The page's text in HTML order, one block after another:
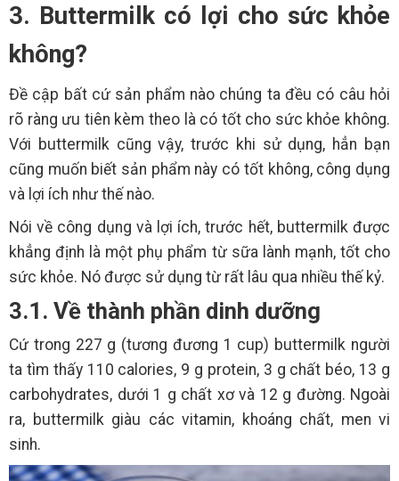
3. Buttermilk có lợi cho sức khỏe
không?
Đề cập bất cứ sản phẩm nào chúng ta đều có câu hỏi
rõ ràng ưu tiên kèm theo là có tốt cho sức khỏe không.
Với buttermilk cũng vậy, trước khi sử dụng, hẳn bạn
cũng muốn biết sản phẩm này có tốt không, công dụng
và lợi ích như thế nào.
Nói về công dụng và lợi ích, trước hết, buttermilk được
khẳng định là một phụ phẩm từ sữa lành mạnh, tốt cho
sức khỏe. Nó được sử dụng từ rất lâu qua nhiều thế kỷ.
3.1. Về thành phần dinh dưỡng
Cứ trong 227 g (tương đương 1 cup) buttermilk người
ta tìm thấy 110 calories, 9 g protein, 3 g chất béo, 13 g
carbohydrates, dưới 1 g chất xơ và 12 g đường. Ngoài
ra, buttermilk giàu các vitamin, khoáng chất, men vi
sinh.